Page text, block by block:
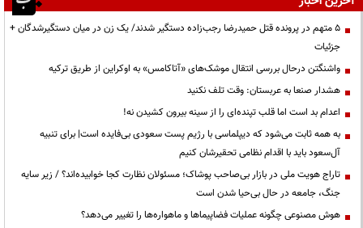
۵ متهم در پرونده قتل حمیدرضا رجب‌زاده دستگیر شدند/ یک زن در میان دستگیرشدگان +
جزئیات
واشنگتن درحال بررسی انتقال موشک‌های «آتاکامس» به اوکراین از طریق ترکیه
هشدار صنعا به عربستان: وقت تلف نکنید
اعدام بد است اما قلب تپنده‌ای را از سینه بیرون کشیدن نه!
به همه ثابت می‌شود که دیپلماسی با رژیم پست سعودی بی‌فایده است| برای تنبیه
آل‌سعود باید با اقدام نظامی تحقیرشان کنیم
تاراج هویت ملی در بازار بی‌صاحب پوشاک؛ مسئولان نظارت کجا خوابیده‌اند؟ / زیر سایه
جنگ، جامعه در حال بی‌حیا شدن است
هوش مصنوعی چگونه عملیات فضاپیماها و ماهواره‌ها را تغییر می‌دهد؟